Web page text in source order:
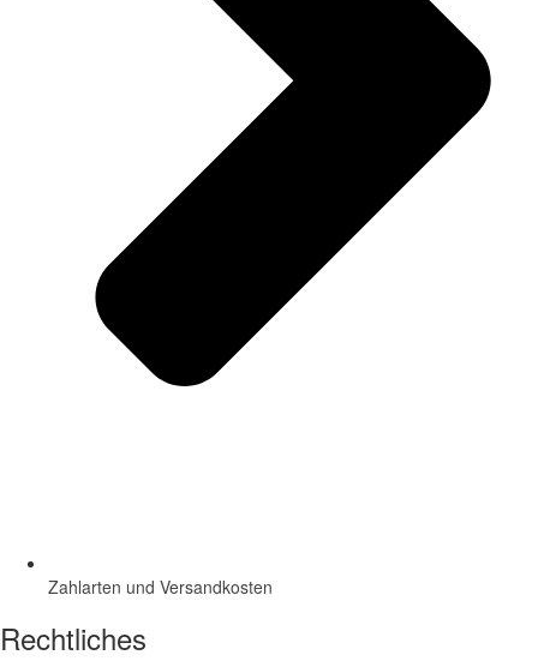
Zahlarten und Versandkosten
Rechtliches